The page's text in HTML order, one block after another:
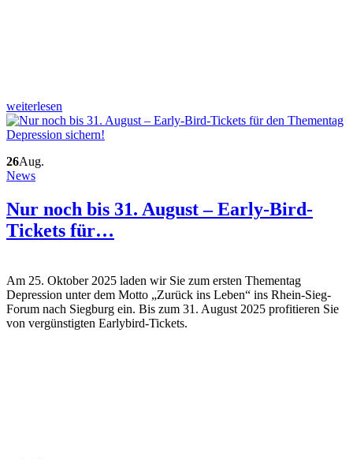
weiterlesen
26Aug.
News
Nur noch bis 31. August – Early-Bird-
Tickets für…
Am 25. Oktober 2025 laden wir Sie zum ersten Thementag
Depression unter dem Motto „Zurück ins Leben“ ins Rhein-Sieg-
Forum nach Siegburg ein. Bis zum 31. August 2025 profitieren Sie
von vergünstigten Earlybird-Tickets.